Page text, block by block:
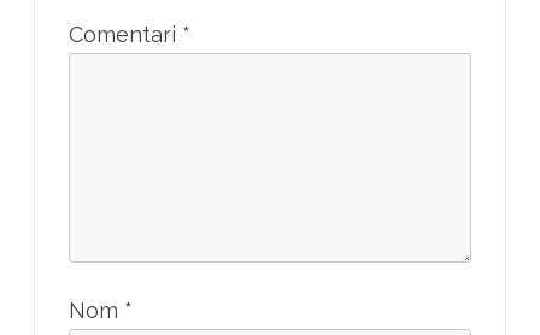
Comentari *
Nom *